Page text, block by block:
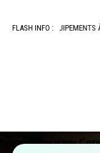
FLASH INFO :DU SUD-BÉNIN